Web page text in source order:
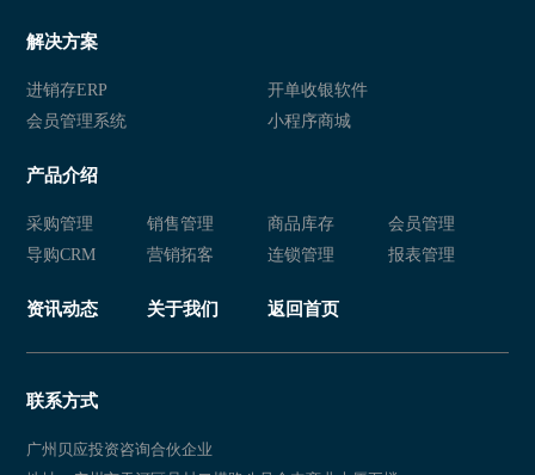
解决方案
进销存ERP
开单收银软件
会员管理系统
小程序商城
产品介绍
采购管理 销售管理 商品库存
会员管理
导购CRM
营销拓客 连锁管理 报表管理
资讯动态 关于我们 返回首页
联系方式
广州贝应投资咨询合伙企业